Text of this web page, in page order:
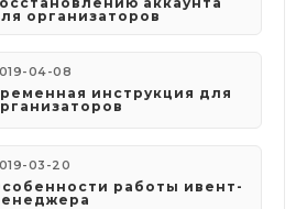
организаторов
04-08
инструкция для
03-20
работы ивент-